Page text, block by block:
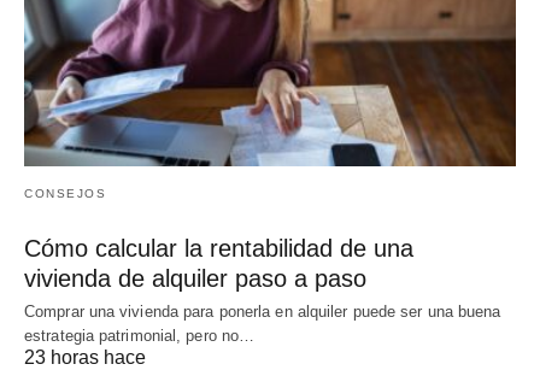
CONSEJOS
Cómo calcular la rentabilidad de una
vivienda de alquiler paso a paso
Comprar una vivienda para ponerla en alquiler puede ser una buena
estrategia patrimonial, pero no…
23 horas hace